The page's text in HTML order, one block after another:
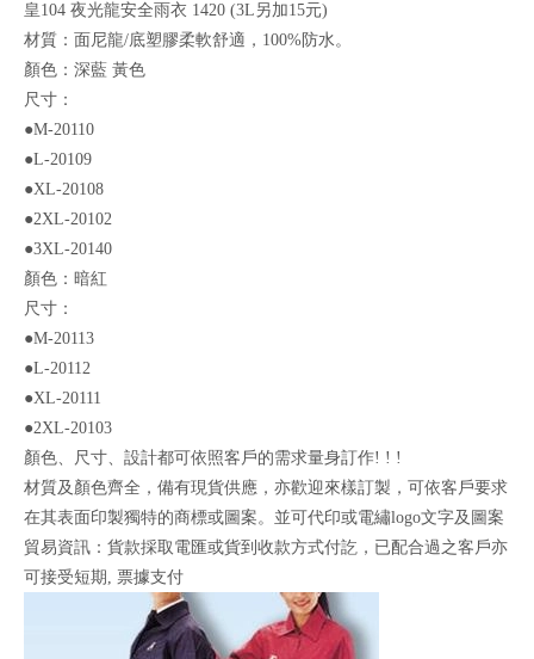
皇104 夜光龍安全雨衣 1420 (3L另加15元)
材質：面尼龍/底塑膠柔軟舒適，100%防水。
顏色：深藍 黃色
尺寸：
●M-20110
●L-20109
●XL-20108
●2XL-20102
●3XL-20140
顏色：暗紅
尺寸：
●M-20113
●L-20112
●XL-20111
●2XL-20103
顏色、尺寸、設計都可依照客戶的需求量身訂作! ! !
材質及顏色齊全，備有現貨供應，亦歡迎來樣訂製，可依客戶要求
在其表面印製獨特的商標或圖案。並可代印或電繡logo文字及圖案
貿易資訊：貨款採取電匯或貨到收款方式付訖，已配合過之客戶亦
可接受短期, 票據支付